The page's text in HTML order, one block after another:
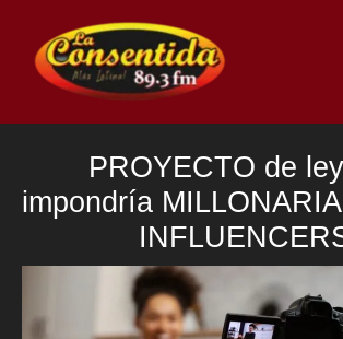
contenido
PROYECTO de
impondría